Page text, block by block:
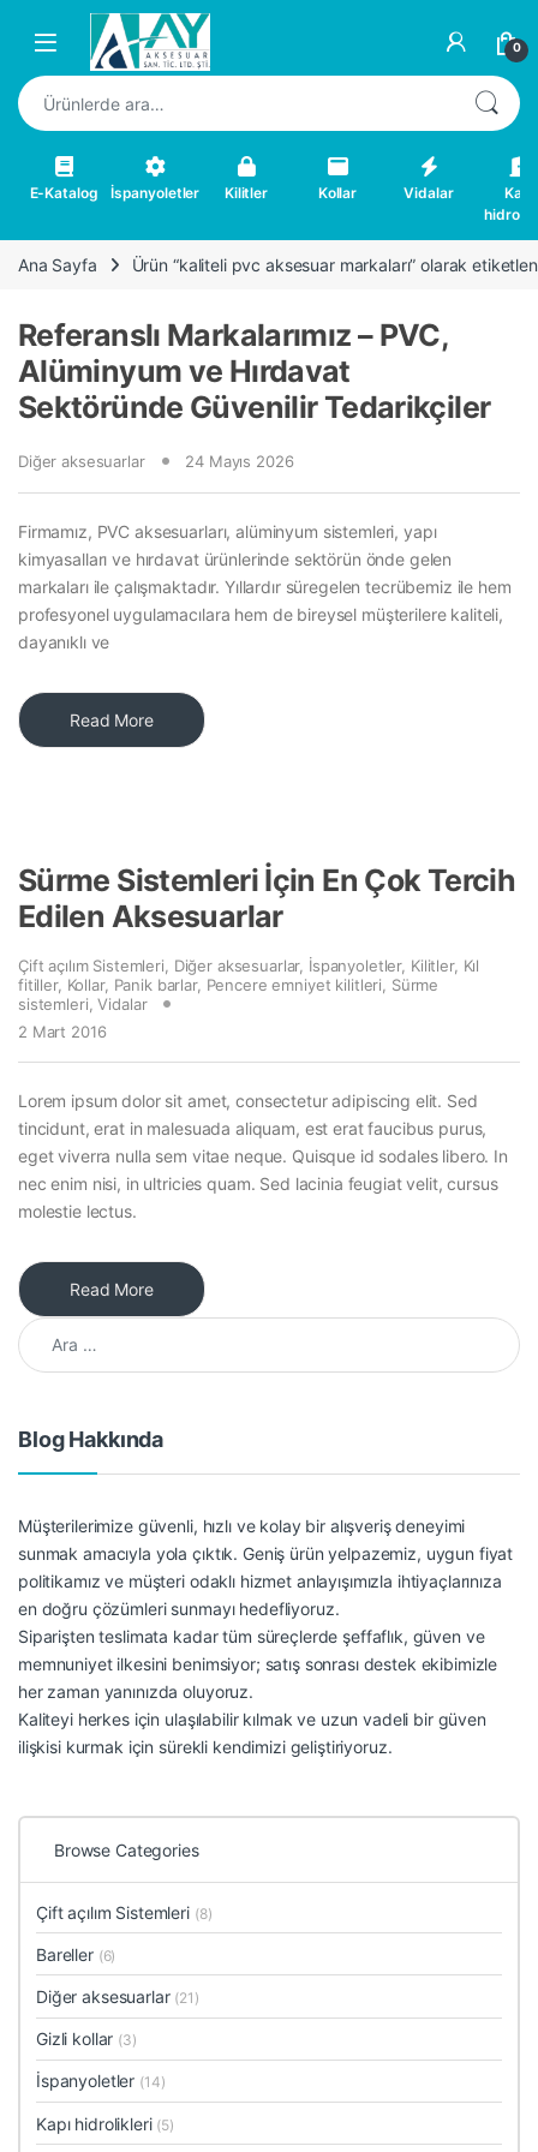
Skip to navigation
Skip to content
0
Ara:
E-Katalog İspanyoletler Kilitler Kollar Vidalar
Kapı
Ana Sayfa Ürün “kaliteli pvc aksesuar markaları” olarak
Referanslı Markalarımız – PVC,
Alüminyum ve Hırdavat
Sektöründe Güvenilir Tedarikçiler
Diğer aksesuarlar 24 Mayıs 2026
Firmamız, PVC aksesuarları, alüminyum sistemleri, yapı
kimyasalları ve hırdavat ürünlerinde sektörün önde gelen
markaları ile çalışmaktadır. Yıllardır süregelen tecrübemiz ile hem
profesyonel uygulamacılara hem de bireysel müşterilere kaliteli,
dayanıklı ve
Read More
Sürme Sistemleri İçin En Çok Tercih
Edilen Aksesuarlar
Çift açılım Sistemleri Diğer aksesuarlar, İspanyoletler, Kilitler, Kıl
fitiller, Kollar, Panik barlar, Pencere emniyet kilitleri
Sürme
sistemleri ,Vidalar
2 Mart 2016
Lorem ipsum dolor sit amet, consectetur adipiscing elit. Sed
tincidunt, erat in malesuada aliquam, est erat faucibus purus,
eget viverra nulla sem vitae neque. Quisque id sodales libero. In
nec enim nisi, in ultricies quam. Sed lacinia feugiat velit, cursus
molestie lectus.
Read More
Arama:
Blog Hakkında
Müşterilerimize güvenli, hızlı ve kolay bir alışveriş deneyimi
sunmak amacıyla yola çıktık. Geniş ürün yelpazemiz, uygun fiyat
politikamız ve müşteri odaklı hizmet anlayışımızla ihtiyaçlarınıza
en doğru çözümleri sunmayı hedefliyoruz.
Siparişten teslimata kadar tüm süreçlerde şeffaflık, güven ve
memnuniyet ilkesini benimsiyor; satış sonrası destek ekibimizle
her zaman yanınızda oluyoruz.
Kaliteyi herkes için ulaşılabilir kılmak ve uzun vadeli bir güven
ilişkisi kurmak için sürekli kendimizi geliştiriyoruz.
Browse Categories
Çift açılım Sistemleri (8)
Bareller (6)
Diğer aksesuarlar (21)
Gizli kollar (3)
İspanyoletler (14)
Kapı hidrolikleri (5)